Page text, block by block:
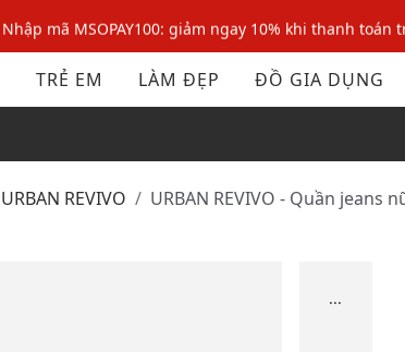
Nhập mã MSOPAY100: giảm ngay 10% khi thanh toán
Nhập mã: MSOXINCHAO - Giảm 10% đơn đầu cho
Nhập mã MSOPAY100: giảm ngay 10% khi thanh toán
TRẺ EM LÀM ĐẸP ĐỒ GIA DỤNG
URBAN REVIVO URBAN REVIVO - Quần
...